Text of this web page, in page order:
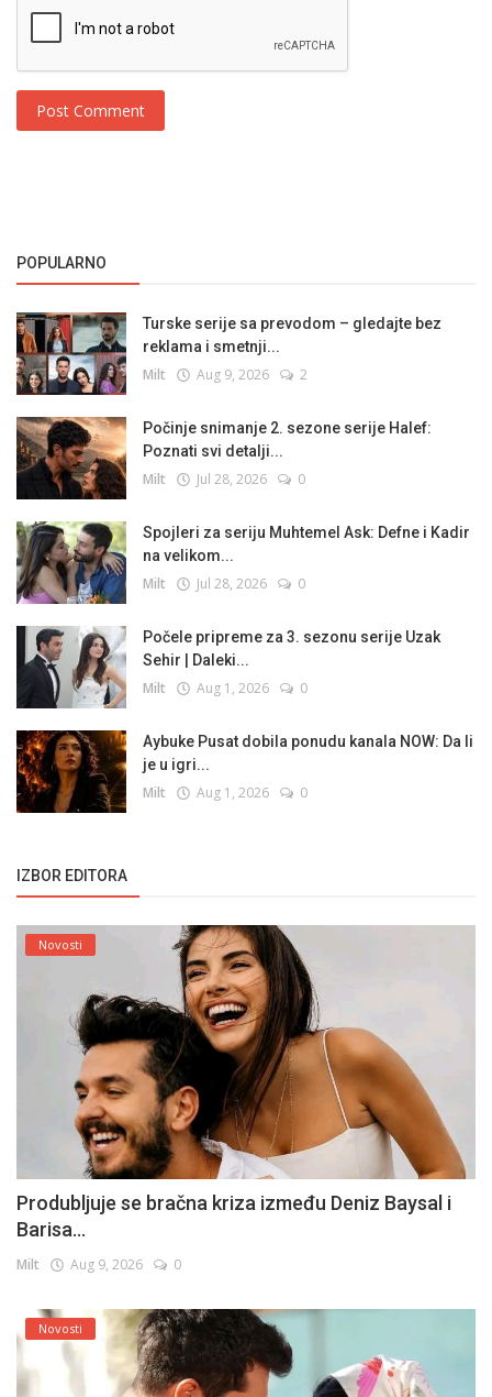
Post Comment
POPULARNO
Turske serije sa prevodom – gledajte bez
reklama i smetnji...
Milt Aug 9, 2026 2
Počinje snimanje 2. sezone serije Halef:
Poznati svi detalji...
Milt Jul 28, 2026 0
Spojleri za seriju Muhtemel Ask: Defne i Kadir
na velikom...
Milt Jul 28, 2026 0
Počele pripreme za 3. sezonu serije Uzak
Sehir | Daleki...
Milt Aug 1, 2026 0
Aybuke Pusat dobila ponudu kanala NOW: Da li
je u igri...
Milt Aug 1, 2026 0
IZBOR EDITORA
Novosti
Produbljuje se bračna kriza između Deniz Baysal i
Barisa...
Milt Aug 9, 2026 0
Novosti